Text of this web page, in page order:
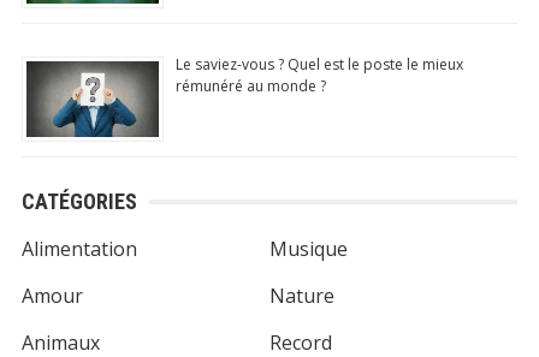
Le saviez-vous ? Quel est le poste le mieux
rémunéré au monde ?
CATÉGORIES
Alimentation
Amour
Animaux
Musique
Nature
Record